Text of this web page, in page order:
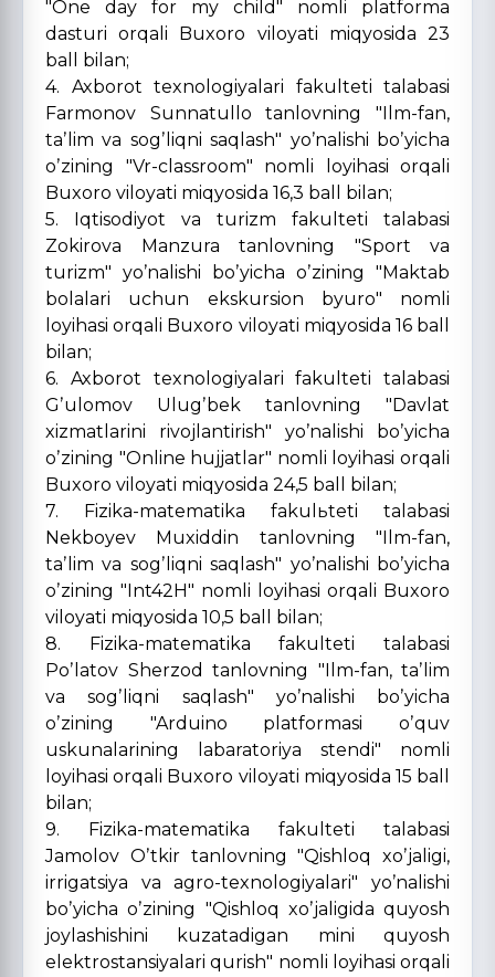
"One day for my child" nomli platforma
dasturi orqali Buxoro viloyati miqyosida 23
ball bilan;
4. Axborot texnologiyalari fakulteti talabasi
Farmonov Sunnatullo tanlovning "Ilm-fan,
taʼlim va sogʼliqni saqlash" yoʼnalishi boʼyicha
oʼzining "Vr-classroom" nomli loyihasi orqali
Buxoro viloyati miqyosida 16,3 ball bilan;
5. Iqtisodiyot va turizm fakulteti talabasi
Zokirova Manzura tanlovning "Sport va
turizm" yoʼnalishi boʼyicha oʼzining "Maktab
bolalari uchun ekskursion byuro" nomli
loyihasi orqali Buxoro viloyati miqyosida 16 ball
bilan;
6. Axborot texnologiyalari fakulteti talabasi
Gʼulomov Ulugʼbek tanlovning "Davlat
xizmatlarini rivojlantirish" yoʼnalishi boʼyicha
oʼzining "Online hujjatlar" nomli loyihasi orqali
Buxoro viloyati miqyosida 24,5 ball bilan;
7. Fizika-matematika fakulьteti talabasi
Nekboyev Muxiddin tanlovning "Ilm-fan,
taʼlim va sogʼliqni saqlash" yoʼnalishi boʼyicha
oʼzining "Int42H" nomli loyihasi orqali Buxoro
viloyati miqyosida 10,5 ball bilan;
8. Fizika-matematika fakulteti talabasi
Poʼlatov Sherzod tanlovning "Ilm-fan, taʼlim
va sogʼliqni saqlash" yoʼnalishi boʼyicha
oʼzining "Arduino platformasi oʼquv
uskunalarining labaratoriya stendi" nomli
loyihasi orqali Buxoro viloyati miqyosida 15 ball
bilan;
9. Fizika-matematika fakulteti talabasi
Jamolov Oʼtkir tanlovning "Qishloq xoʼjaligi,
irrigatsiya va agro-texnologiyalari" yoʼnalishi
boʼyicha oʼzining "Qishloq xoʼjaligida quyosh
joylashishini kuzatadigan mini quyosh
elektrostansiyalari qurish" nomli loyihasi orqali